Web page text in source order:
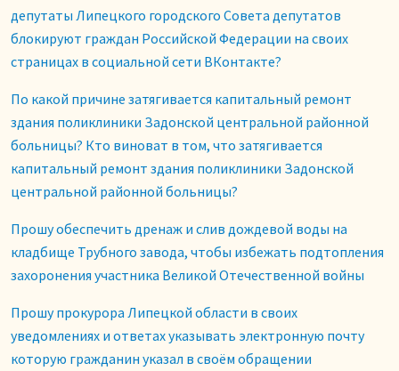
депутаты Липецкого городского Совета депутатов
блокируют граждан Российской Федерации на своих
страницах в социальной сети ВКонтакте?
По какой причине затягивается капитальный ремонт
здания поликлиники Задонской центральной районной
больницы? Кто виноват в том, что затягивается
капитальный ремонт здания поликлиники Задонской
центральной районной больницы?
Прошу обеспечить дренаж и слив дождевой воды на
кладбище Трубного завода, чтобы избежать подтопления
захоронения участника Великой Отечественной войны
Прошу прокурора Липецкой области в своих
уведомлениях и ответах указывать электронную почту
которую гражданин указал в своём обращении